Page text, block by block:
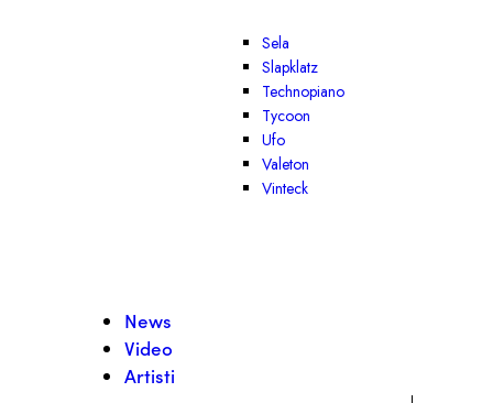
Sela
Slapklatz
Technopiano
Tycoon
Ufo
Valeton
Vinteck
News
Video
Artisti